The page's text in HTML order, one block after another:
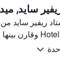
سايد,
ريفير سايد